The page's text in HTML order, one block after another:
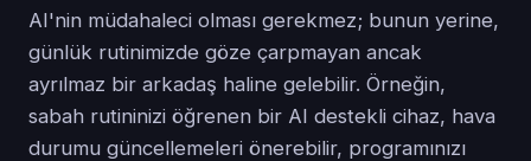
AI'nin müdahaleci olması gerekmez; bunun yerine,
günlük rutinimizde göze çarpmayan ancak
ayrılmaz bir arkadaş haline gelebilir. Örneğin,
sabah rutininizi öğrenen bir AI destekli cihaz, hava
durumu güncellemeleri önerebilir, programınızı